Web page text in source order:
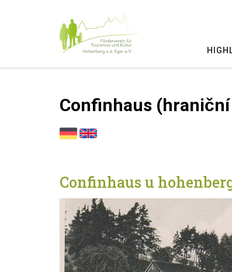
Confinhaus
Confinhaus u